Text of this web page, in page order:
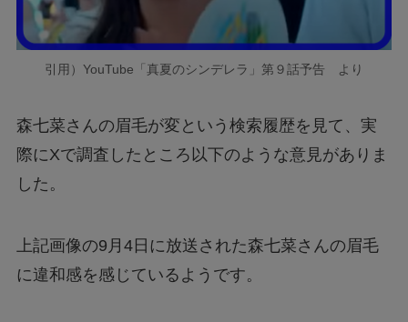
引用）YouTube「真夏のシンデレラ」第９話予告 より
森七菜さんの眉毛が変という検索履歴を見て、実
際にXで調査したところ以下のような意見がありま
した。
上記画像の9月4日に放送された森七菜さんの眉毛
に違和感を感じているようです。